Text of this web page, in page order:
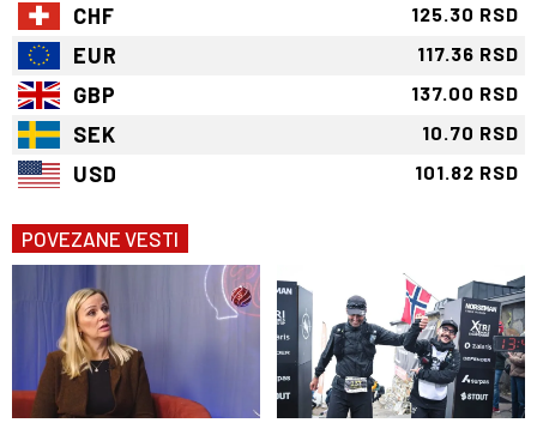
CHF 125.30 RSD
EUR 117.36 RSD
GBP 137.00 RSD
SEK 10.70 RSD
USD 101.82 RSD
POVEZANE VESTI